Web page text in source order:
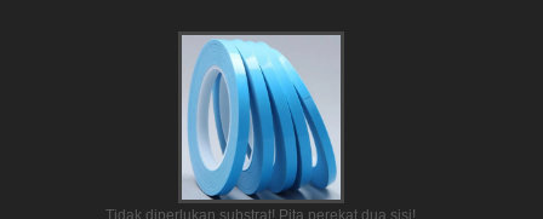
Tidak diperlukan substrat! Pita perekat dua sisi!